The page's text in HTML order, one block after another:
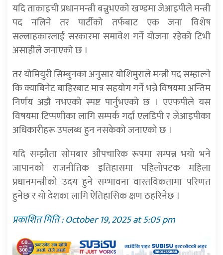
यदि ताकाइची प्रधानमन्त्री बन्नुभएको खण्डमा जेआइपीले मन्त्री
पद नलिने तर पार्टीको तर्फबाट एक जना विशेष
सल्लाहकारलाई सरकारमा समावेश गर्ने योजना रहेको टिभी
असाहीले जनाएको छ ।
तर योमियुरी सिम्बुनका अनुसार योशिमुराले मन्त्री पद सम्हाल्ने
कि क्याबिनेट बाहिरबाट मात्र सहयोग गर्ने भन्ने विषयमा अन्तिम
निर्णय अझै नभएको स्पष्ट पार्नुभएको छ । एएफपीले यस
विषयमा टिप्पणीका लागि सम्पर्क गर्दा एलडिपी र जेआइपीका
अधिकारीहरू उपलब्ध हुन नसकेको जनाएको छ ।
यदि सम्झौता सोमबार औपचारिक रूपमा सम्पन्न भयो भने
जापानको राजनीतिक इतिहासमा पहिलोपटक महिला
प्रधानमन्त्रीको उदय हुने सम्भावना वास्तविकतामा परिणत
हुनेछ र यो देशका लागि ऐतिहासिक क्षण ठहरिनेछ ।
प्रकाशित मिति : October 19, 2025 at 5:05 pm